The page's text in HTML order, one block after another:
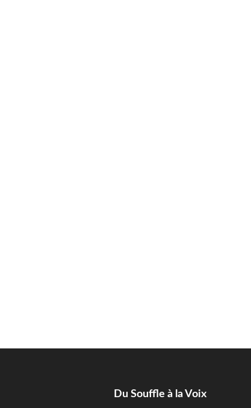
Du Souffle à la Voix